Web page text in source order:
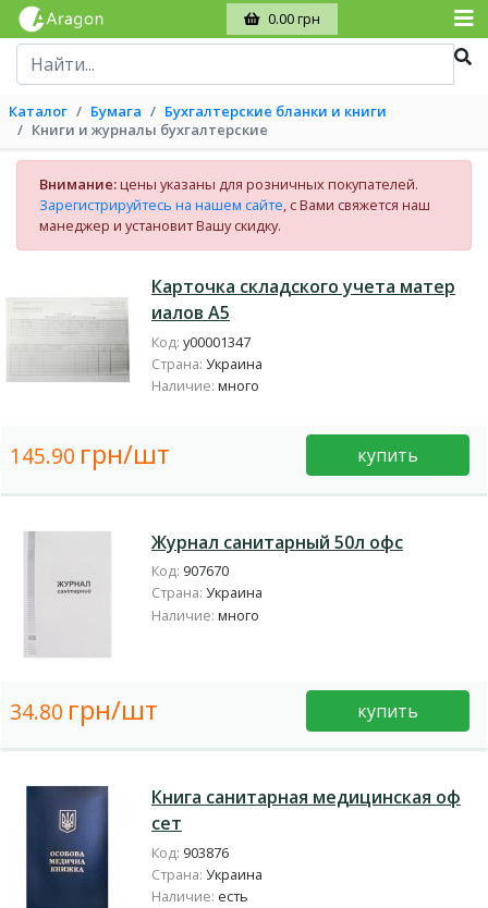
0.00 грн
Каталог Бумага
Бухгалтерские бланки и книги
Книги и журналы бухгалтерские
Внимание:цены указаны для розничных покупателей.
Зарегистрируйтесь на нашем сайте, с Вами свяжется наш
манеджер и установит Вашу скидку.
Карточка складского учета матер
иалов А5
Код: у00001347
Страна: Украина
Наличие: много
145.90 грн/шт купить
Журнал санитарный 50л офс
Код: 907670
Страна: Украина
Наличие: много
34.80 грн/шт купить
Книга санитарная медицинская оф
сет
Код: 903876
Страна: Украина
Наличие: есть